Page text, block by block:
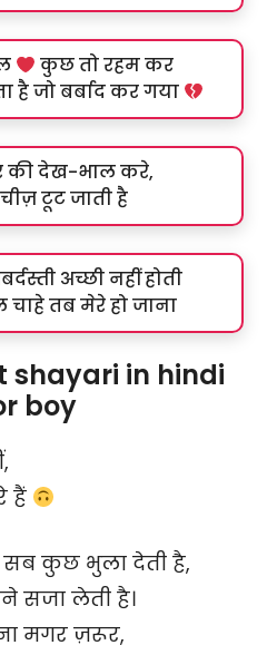
कुछ तो रहम कर
है जो बर्बाद कर गया
की देख-भाल करे,
टूट जाती है
अच्छी नहीं होती
चाहे तब मेरे हो जाना
shayari in hindi
boy
हैं
कुछ भुला देती है,
सजा लेती है।
मगर ज़रूर,